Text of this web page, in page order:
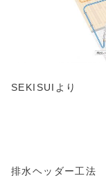
SEKISUIより
排水ヘッダー工法